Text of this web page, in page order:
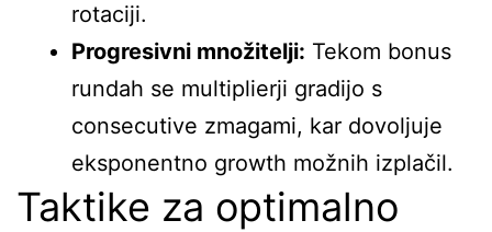
rotaciji.
Progresivni množitelji: Tekom bonus
rundah se multiplierji gradijo s
consecutive zmagami, kar dovoljuje
eksponentno growth možnih izplačil.
Taktike za optimalno